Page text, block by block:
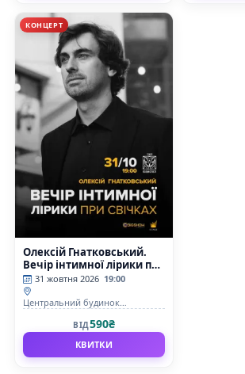
КОНЦЕРТ
Олексій Гнатковський.
Вечір інтимної лірики при
свічках
31 жовтня 2026 19:00
Центральний будинок
ВІД590₴
КВИТКИ